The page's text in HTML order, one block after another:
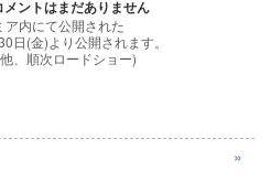
メントはまだありません
内にて公開された
日(金)より公開されます。
、順次ロードショー)
»